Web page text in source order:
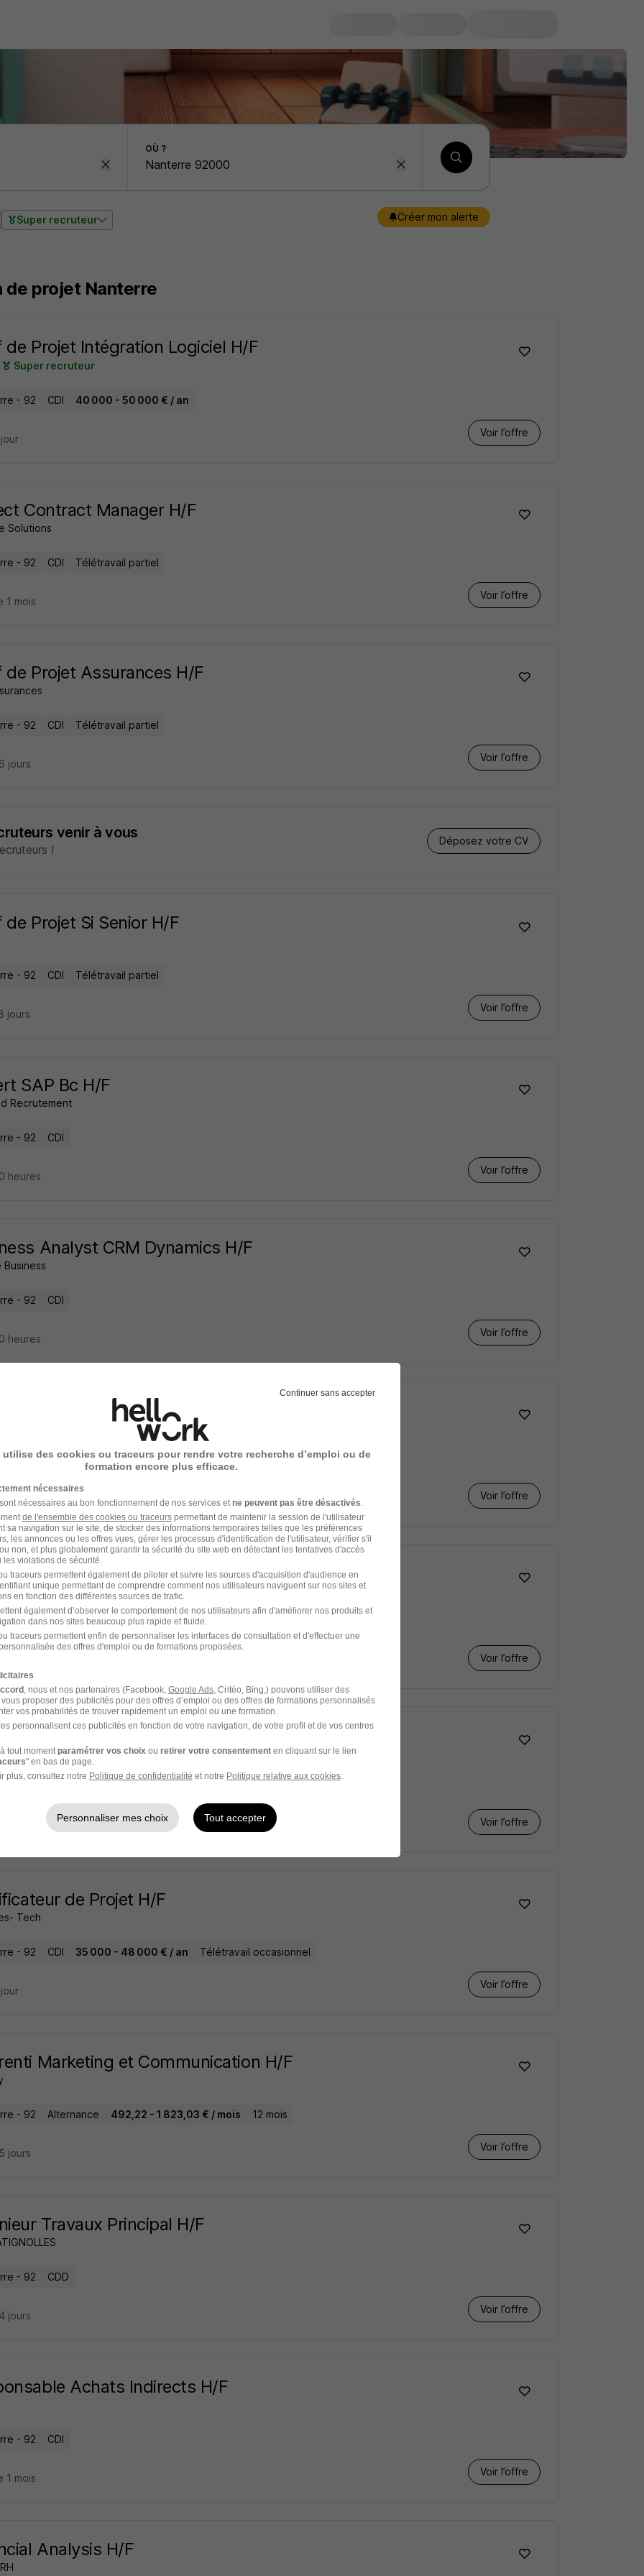
OÙ ?
Super recruteur Créer mon alerte
de projet Nanterre
de Projet Intégration Logiciel H/F
Super recruteur
- 92 CDI 40 000 - 50 000 € / an
Voir l’offre
Contract Manager H/F
Solutions
- 92 CDI Télétravail partiel
Voir l’offre
1 mois
de Projet Assurances H/F
- 92 CDI Télétravail partiel
Voir l’offre
jours
venir à vous
!
Déposez votre CV
de Projet Si Senior H/F
- 92 CDI Télétravail partiel
Voir l’offre
jours
SAP Bc H/F
Recrutement
- 92 CDI
Voir l’offre
heures
Analyst CRM Dynamics H/F
Business
- 92 CDI
Voir l’offre
heures
Pôle Si H/F
Super recruteur
70 000 - 100 000 € / an Télétravail partiel
Voir l’offre
jours
Avant-Vente Digital Signage H/F
- 92 CDI 60 000 - 70 000 € / an
Voir l’offre
de Projet Fonctionnel H/F
Gan Vie Super recruteur
Voir l’offre
de Projet H/F
Tech
- 92 CDI 35 000 - 48 000 € / an Télétravail occasionnel
Voir l’offre
Marketing et Communication H/F
- 92 Alternance 492,22 - 1 823,03 € / mois 12 mois
Voir l’offre
jours
Travaux Principal H/F
- 92 CDD
Voir l’offre
jours
Achats Indirects H/F
- 92 CDI
Voir l’offre
1 mois
Analysis H/F
Continuer sans accepter
utilise des cookies ou traceurs pour rendre votre recherche d’emploi ou de
formation encore plus efficace.
nécessaires
nécessaires au bon fonctionnement de nos services et ne peuvent pas être désactivés
de l'ensemble des cookies ou traceurspermettant de maintenir la session de l'utilisateur
sa navigation sur le site, de stocker des informations temporaires telles que les préférences
les annonces ou les offres vues, gérer les processus d'identification de l'utilisateur, vérifier s'il
non, et plus globalement garantir la sécurité du site web en détectant les tentatives d'accès
violations de sécurité.
traceurs permettent également de piloter et suivre les sources d'acquisition d'audience en
unique permettant de comprendre comment nos utilisateurs naviguent sur nos sites et
en fonction des différentes sources de trafic.
également d’observer le comportement de nos utilisateurs afin d'améliorer nos produits et
dans nos sites beaucoup plus rapide et fluide.
traceurs permettent enfin de personnaliser les interfaces de consultation et d'effectuer une
des offres d'emploi ou de formations proposées.
, nous et nos partenaires (Facebook, Google Ads, Critéo, Bing,) pouvons utiliser des
proposer des publicités pour des offres d’emploi ou des offres de formations personnalisés
vos probabilités de trouver rapidement un emploi ou une formation.
personnalisent ces publicités en fonction de votre navigation, de votre profil et de vos centres
tout moment paramétrer vos choix ou retirer votre consentementen cliquant sur le lien
" en bas de page.
plus, consultez notre Politique de confidentialité et notre Politique relative aux cookies.
Personnaliser mes choix Tout accepter